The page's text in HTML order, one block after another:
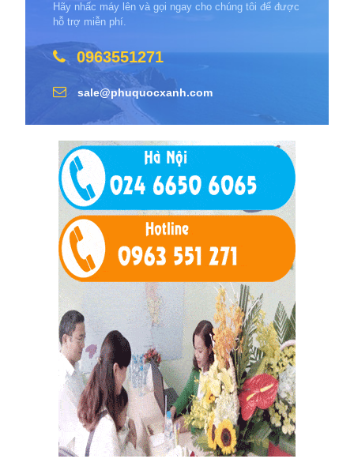
Hãy nhấc máy lên và gọi ngay cho chúng tôi để được
hỗ trợ miễn phí.
0963551271
sale@phuquocxanh.com